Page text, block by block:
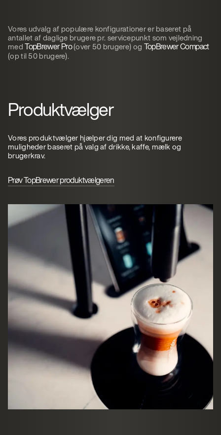
Vores udvalg af populære konfigurationer er baseret på
antallet af daglige brugere pr. servicepunkt som vejledning
medTopBrewer Pro(over 50 brugere) og TopBrewer Compact
(op til 50 brugere).
Produktvælger
Vores produktvælger hjælper dig med at konfigurere
muligheder baseret på valg af drikke, kaffe, mælk og
brugerkrav.
Prøv TopBrewer produktvælgeren